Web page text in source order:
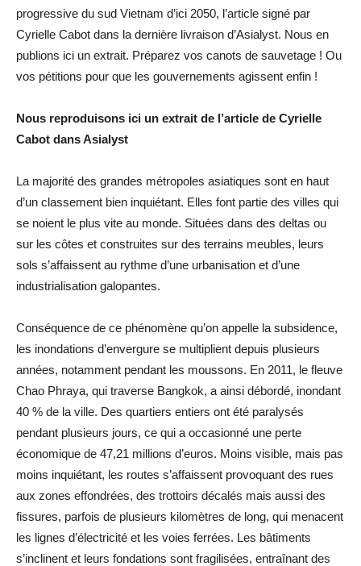
progressive du sud Vietnam d’ici 2050, l’article signé par
Cyrielle Cabot dans la dernière livraison d’Asialyst. Nous en
publions ici un extrait. Préparez vos canots de sauvetage ! Ou
vos pétitions pour que les gouvernements agissent enfin !
Nous reproduisons ici un extrait de l’article de Cyrielle
Cabot dans Asialyst
La majorité des grandes métropoles asiatiques sont en haut
d’un classement bien inquiétant. Elles font partie des villes qui
se noient le plus vite au monde. Situées dans des deltas ou
sur les côtes et construites sur des terrains meubles, leurs
sols s’affaissent au rythme d’une urbanisation et d’une
industrialisation galopantes.
Conséquence de ce phénomène qu’on appelle la subsidence,
les inondations d’envergure se multiplient depuis plusieurs
années, notamment pendant les moussons. En 2011, le fleuve
Chao Phraya, qui traverse Bangkok, a ainsi débordé, inondant
40 % de la ville. Des quartiers entiers ont été paralysés
pendant plusieurs jours, ce qui a occasionné une perte
économique de 47,21 millions d’euros. Moins visible, mais pas
moins inquiétant, les routes s’affaissent provoquant des rues
aux zones effondrées, des trottoirs décalés mais aussi des
fissures, parfois de plusieurs kilomètres de long, qui menacent
les lignes d’électricité et les voies ferrées. Les bâtiments
s’inclinent et leurs fondations sont fragilisées, entraînant des